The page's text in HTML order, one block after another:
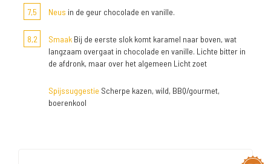
7,5 Neus in de geur chocolade en vanille.
8,2 Smaak Bij de eerste slok komt karamel naar boven, wat
langzaam overgaat in chocolade en vanille. Lichte bitter in
de afdronk, maar over het algemeen Licht zoet
Spijssuggestie Scherpe kazen, wild, BBQ/gourmet,
boerenkool